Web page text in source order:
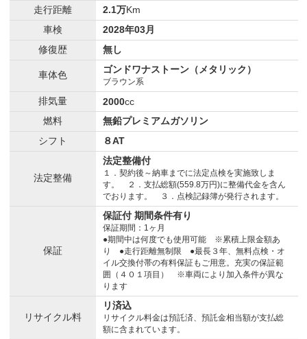
走行距離 2.1万Km
車検
2028年03月
修復歴
無し
車体色 ゴンドワナストーン（メタリック）
ブラウン系
排気量 2000cc
燃料
無鉛プレミアムガソリン
シフト
８AT
法定整備
法定整備付
１．契約後～納車までに法定点検を実施致しま
す。 ２．支払総額(559.8万円)に整備代金を含ん
でおります。 ３．点検記録簿が発行されます。
保証
保証付 期間条件有り
保証期間：1ヶ月
●期間中は何度でも使用可能 ※累積上限金額あ
り ●走行距離無制限 ●最長３年、無料点検・オ
イル交換付帯の有料保証もご用意。充実の保証範
囲（４０１項目） ※車両により加入条件が異な
ります
リサイクル料
リ済込
リサイクル料金は預託済、預託金相当額が支払総
額に含まれています。